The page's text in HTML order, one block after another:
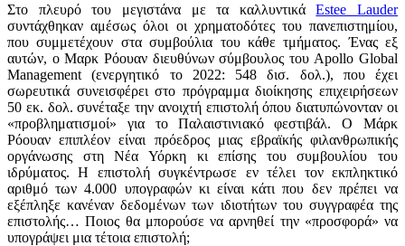
Στο πλευρό του μεγιστάνα με τα καλλυντικάEstee Lauder
συντάχθηκαν αμέσως όλοι οι χρηματοδότες του πανεπιστημίου,
που συμμετέχουν στα συμβούλια του κάθε τμήματος. Ένας εξ
αυτών, ο Μαρκ Ρόουαν διευθύνων σύμβουλος του Apollo Global
Management (ενεργητικό το 2022: 548 δισ. δολ.), που έχει
σωρευτικά συνεισφέρει στο πρόγραμμα διοίκησης επιχειρήσεων
50 εκ. δολ. συνέταξε την ανοιχτή επιστολή όπου διατυπώνονταν οι
«προβληματισμοί» για το Παλαιστινιακό φεστιβάλ. Ο Μάρκ
Ρόουαν επιπλέον είναι πρόεδρος μιας εβραϊκής φιλανθρωπικής
οργάνωσης στη Νέα Υόρκη κι επίσης του συμβουλίου του
ιδρύματος. Η επιστολή συγκέντρωσε εν τέλει τον εκπληκτικό
αριθμό των 4.000 υπογραφών κι είναι κάτι που δεν πρέπει να
εξέπληξε κανέναν δεδομένων των ιδιοτήτων του συγγραφέα της
επιστολής… Ποιος θα μπορούσε να αρνηθεί την «προσφορά» να
υπογράψει μια τέτοια επιστολή;